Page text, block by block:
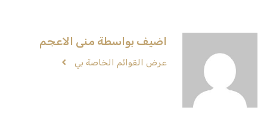
اضيف بواسطة منى الاعجم
عرض القوائم الخاصة بي